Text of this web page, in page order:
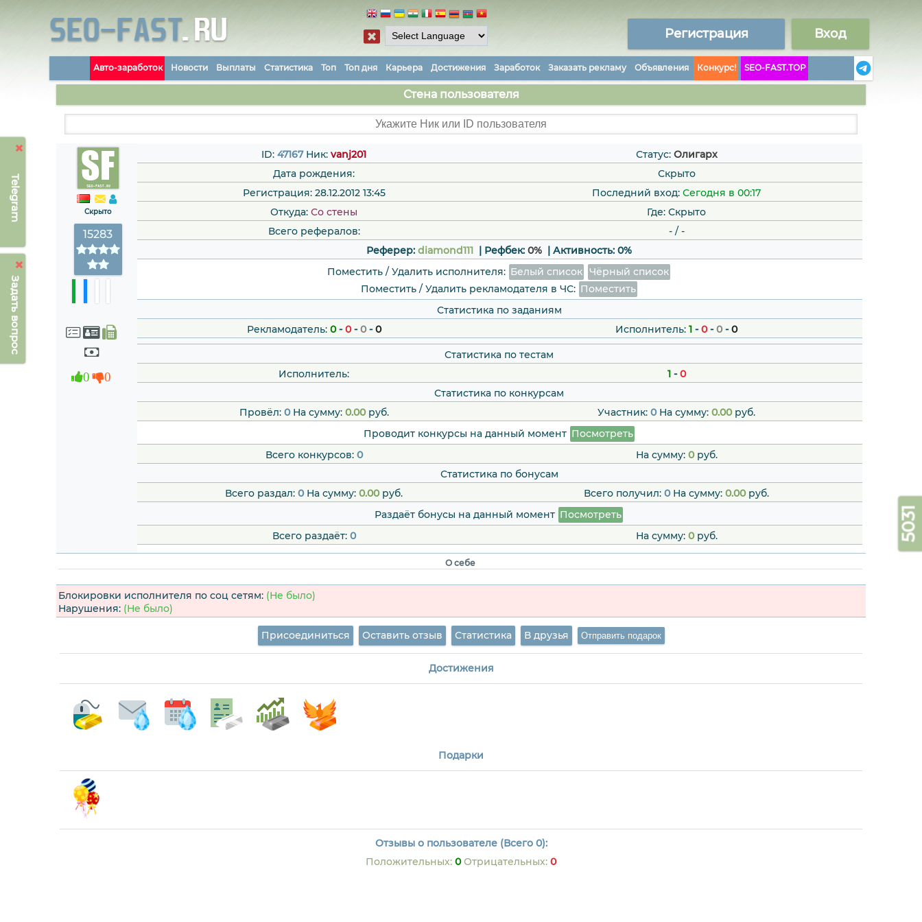
Telegram
Задать вопрос
Регистрация Вход
Авто-заработок Новости Выплаты Статистика Топ Топ дня Карьера Достижения Заработок Заказать рекламу Объявления Конкурс! SEO-FAST.TOP
Стена пользователя
Скрыто
15283
0 0
ID: 47167Ник: vanj201 Статус: Олигарх
Дата рождения:
Скрыто
Регистрация: 28.12.2012 13:45
Последний вход: Сегодня в 00:17
Откуда: Со стены
Где: Скрыто
Всего рефералов:
-/ -
Реферер: diamond111 | Рефбек: 0% Активность: 0%
Поместить / Удалить исполнителя: Белый список
Чёрный список
Поместить / Удалить рекламодателя в ЧС: Поместить
Статистика по заданиям
Рекламодатель: 0-0-0-0 Исполнитель: 1 -0-0-0
Статистика по тестам
Исполнитель:
1-0
Статистика по конкурсам
Провёл: 0На сумму: 0.00руб. Участник: 0На сумму: 0.00руб.
Проводит конкурсы на данный момент Посмотреть
Всего конкурсов: 0 На сумму: 0руб.
Статистика по бонусам
Всего раздал: 0На сумму: 0.00руб. Всего получил: 0На сумму: 0.00руб.
Раздаёт бонусы на данный момент Посмотреть
Всего раздаёт: 0 На сумму: 0руб.
О себе
Блокировки исполнителя по соц сетям: (Не было)
Нарушения: (Не было)
Присоединиться Оставить отзыв Статистика В друзья
Достижения
Подарки
Отзывы о пользователе (Всего 0):
Положительных: 0 Отрицательных: 0
5031